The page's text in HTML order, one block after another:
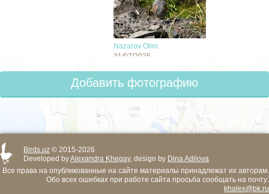
Nazarov Olim
31/07/2025
Добавить фотографию
Birds.uz © 2015-2026
Developed byAlexandra Khegay, design by Dina Adilova
Все права на опубликованные на сайте материалы принадлежат их авторам.
Обо всех ошибках при работе сайта просьба сообщать на почту:
khalex@bk.ru